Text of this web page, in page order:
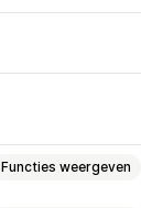
Functies weergeven